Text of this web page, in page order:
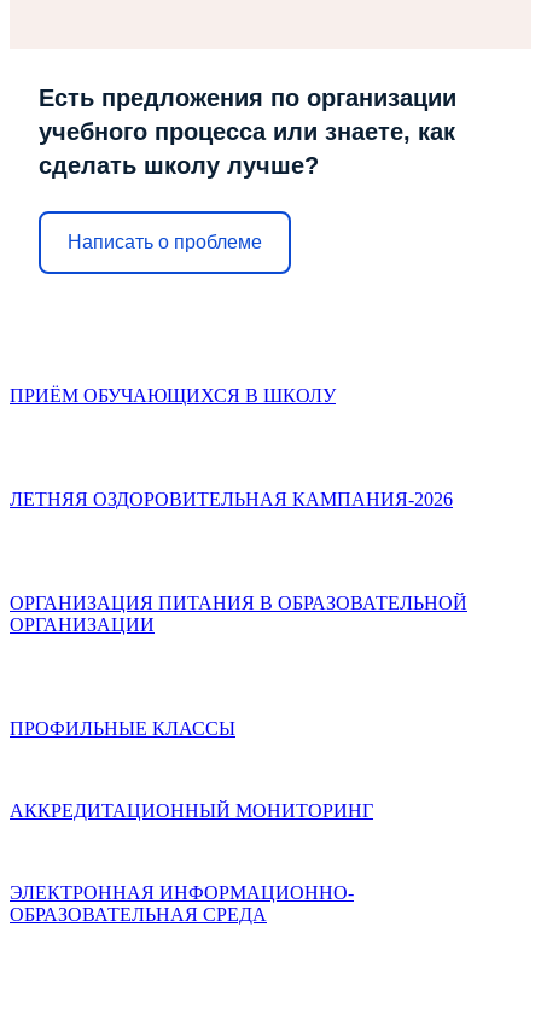
Есть предложения по организации
учебного процесса или знаете, как
сделать школу лучше?
Написать о проблеме
ПРИЁМ ОБУЧАЮЩИХСЯ В ШКОЛУ
ЛЕТНЯЯ ОЗДОРОВИТЕЛЬНАЯ КАМПАНИЯ-2026
ОРГАНИЗАЦИЯ ПИТАНИЯ В ОБРАЗОВАТЕЛЬНОЙ
ОРГАНИЗАЦИИ
ПРОФИЛЬНЫЕ КЛАССЫ
АККРЕДИТАЦИОННЫЙ МОНИТОРИНГ
ЭЛЕКТРОННАЯ ИНФОРМАЦИОННО-
ОБРАЗОВАТЕЛЬНАЯ СРЕДА